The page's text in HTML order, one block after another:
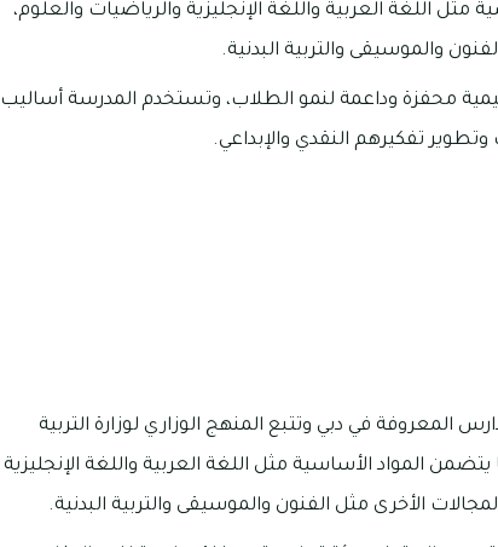
اللغة العربية واللغة الإنجليزية والرياضيات والعلوم،
والموسيقى والتربية البدنية.
محفزة وداعمة لنمو الطلاب، وتستخدم المدرسة أساليب
تفكيرهم النقدي والإبداعي.
المعروفة في دبي وتتبع المنهج الوزاري لوزارة التربية
المواد الأساسية مثل اللغة العربية واللغة الإنجليزية
الأخرى مثل الفنون والموسيقى والتربية البدنية.